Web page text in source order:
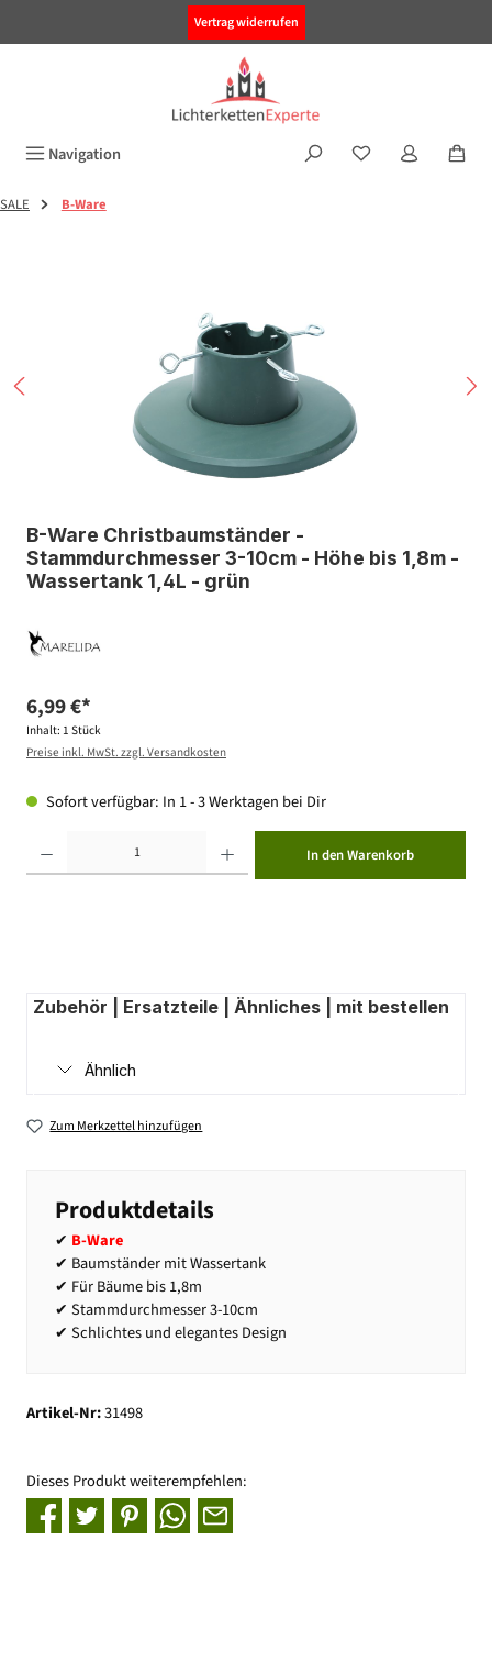
Vertrag widerrufen
Navigation
SALE B-Ware
B-Ware Christbaumständer -
Stammdurchmesser 3-10cm - Höhe bis 1,8m -
Wassertank 1,4L - grün
6,99 €*
Inhalt: 1 Stück
Preise inkl. MwSt. zzgl. Versandkosten
Sofort verfügbar: In 1 - 3 Werktagen bei Dir
In den Warenkorb
Zubehör | Ersatzteile | Ähnliches | mit bestellen
Ähnlich
Zum Merkzettel hinzufügen
Produktdetails
✔ B-Ware
✔ Baumständer mit Wassertank
✔ Für Bäume bis 1,8m
✔ Stammdurchmesser 3-10cm
✔ Schlichtes und elegantes Design
Artikel-Nr:31498
Dieses Produkt weiterempfehlen: